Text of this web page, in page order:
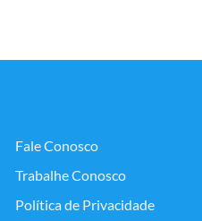
Fale Conosco
Trabalhe Conosco
Política de Privacidade